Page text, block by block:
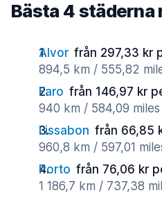
Bästa 4 städerna
Alvor från 297,33 kr
894,5 km / 555,82
Faro från 146,97 kr
940 km / 584,09
Lissabon från 66,85
960,8 km / 597,01
Porto från 76,06 kr
1 186,7 km / 737,38